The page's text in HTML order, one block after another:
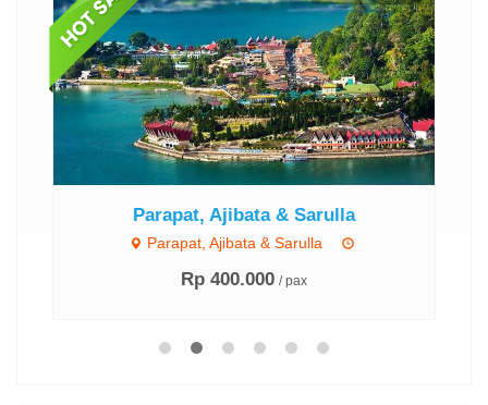
Parapat, Ajibata & Sarulla
Parapat, Ajibata & Sarulla
Rp 400.000 / pax